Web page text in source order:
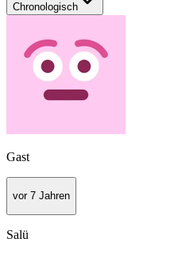
Chronologisch
Gast
vor 7 Jahren
Salü